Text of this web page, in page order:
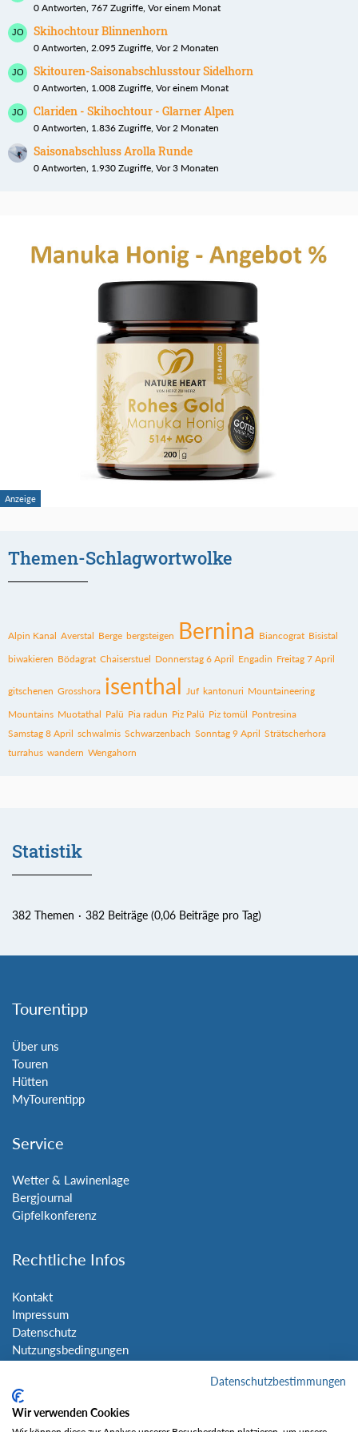
0 Antworten, 767 Zugriffe, Vor einem Monat
Skihochtour Blinnenhorn
0 Antworten, 2.095 Zugriffe, Vor 2 Monaten
Skitouren-Saisonabschlusstour Sidelhorn
0 Antworten, 1.008 Zugriffe, Vor einem Monat
Clariden - Skihochtour - Glarner Alpen
0 Antworten, 1.836 Zugriffe, Vor 2 Monaten
Saisonabschluss Arolla Runde
0 Antworten, 1.930 Zugriffe, Vor 3 Monaten
Themen-Schlagwortwolke
Alpin Kanal Averstal Berge bergsteigen Bernina Biancograt Bisistal
biwakieren Bödagrat Chaiserstuel Donnerstag 6 April Engadin Freitag 7 April
gitschenen Grosshora isenthal Juf kantonuri Mountaineering
Mountains Muotathal Palü Pia radun Piz Palü Piz tomül Pontresina
Samstag 8 April schwalmis Schwarzenbach Sonntag 9 April Strätscherhora
turrahus wandern Wengahorn
Statistik
382 Themen 382 Beiträge (0,06 Beiträge pro Tag)
Tourentipp
Über uns
Touren
Hütten
MyTourentipp
Service
Wetter & Lawinenlage
Bergjournal
Gipfelkonferenz
Rechtliche Infos
Kontakt
Impressum
Datenschutz
Nutzungsbedingungen
Social Media
Datenschutzbestimmungen
Wir verwenden Cookies